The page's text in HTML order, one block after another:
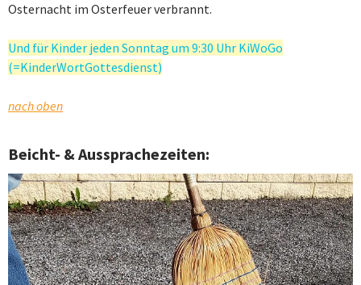
Osternacht im Osterfeuer verbrannt.
Und für Kinder jeden Sonntag um 9:30 Uhr KiWoGo
(=KinderWortGottesdienst)
nach oben
Beicht- & Aussprachezeiten: